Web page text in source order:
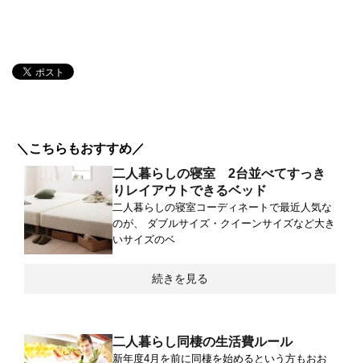
＼こちらもおすすめ／
二人暮らしの寝室 2台並べてすっき
りレイアウトできるベッド
二人暮らしの寝室コーディネートで最近人気な
のが、 ダブルサイズ・クイーンサイズなど大き
いサイズのベ
続きを見る
二人暮らし同棲の生活費ルール
新年度4月を前に同棲を始めるという方もおお